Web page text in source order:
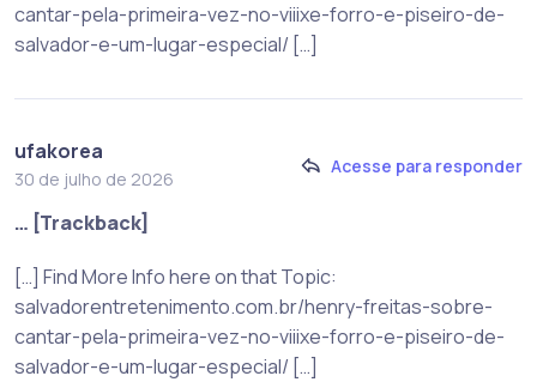
cantar-pela-primeira-vez-no-viiixe-forro-e-piseiro-de-
salvador-e-um-lugar-especial/ […]
ufakorea
30 de julho de 2026
Acesse para responder
… [Trackback]
[…] Find More Info here on that Topic:
salvadorentretenimento.com.br/henry-freitas-sobre-
cantar-pela-primeira-vez-no-viiixe-forro-e-piseiro-de-
salvador-e-um-lugar-especial/ […]